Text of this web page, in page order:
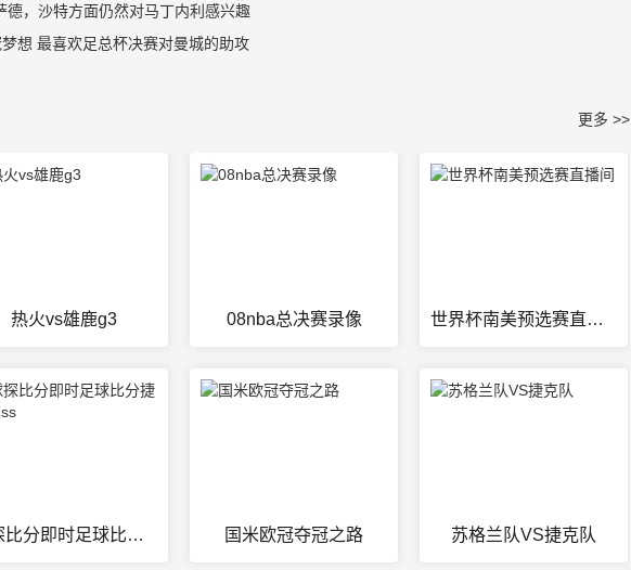
，沙特方面仍然对马丁内利感兴趣
想 最喜欢足总杯决赛对曼城的助攻
更多 >>
热火vs雄鹿g3 08nba总决赛录像 世界杯南美预选赛直播间
球探比分即时足球比分捷报网ss 国米欧冠夺冠之路 苏格兰队VS捷克队